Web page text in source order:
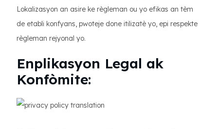
Lokalizasyon an asire ke règleman ou yo efikas an tèm
de etabli konfyans, pwoteje done itilizatè yo, epi respekte
règleman rejyonal yo.
Enplikasyon Legal ak
Konfòmite: